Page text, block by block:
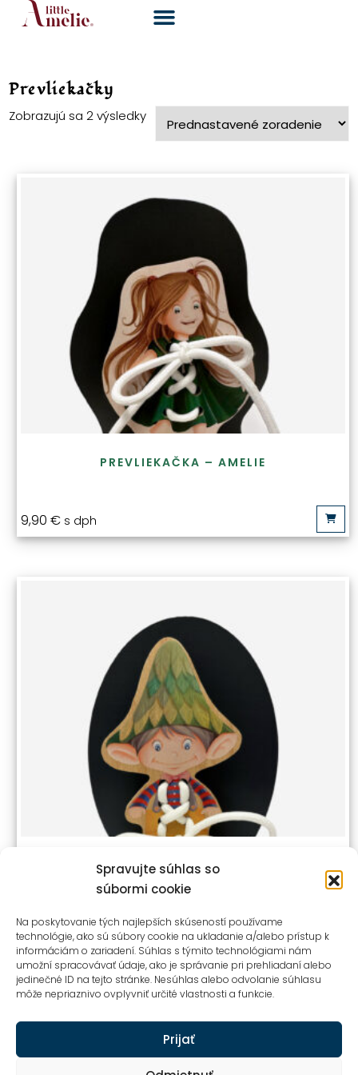
Spravujte súhlas so
súbormi cookie
Na poskytovanie tých najlepších skúseností používame
technológie, ako sú súbory cookie na ukladanie a/alebo prístup k
informáciám o zariadení. Súhlas s týmito technológiami nám
umožní spracovávať údaje, ako je správanie pri prehliadaní alebo
jedinečné ID na tejto stránke. Nesúhlas alebo odvolanie súhlasu
môže nepriaznivo ovplyvniť určité vlastnosti a funkcie.
Prijať
Prevliekačky
Zobrazujú sa 2 výsledky
PREVLIEKAČKA – AMELIE
9,90€ s dph
PREVLIEKAČKA – ŠKRIATOK
9,90€ s dph